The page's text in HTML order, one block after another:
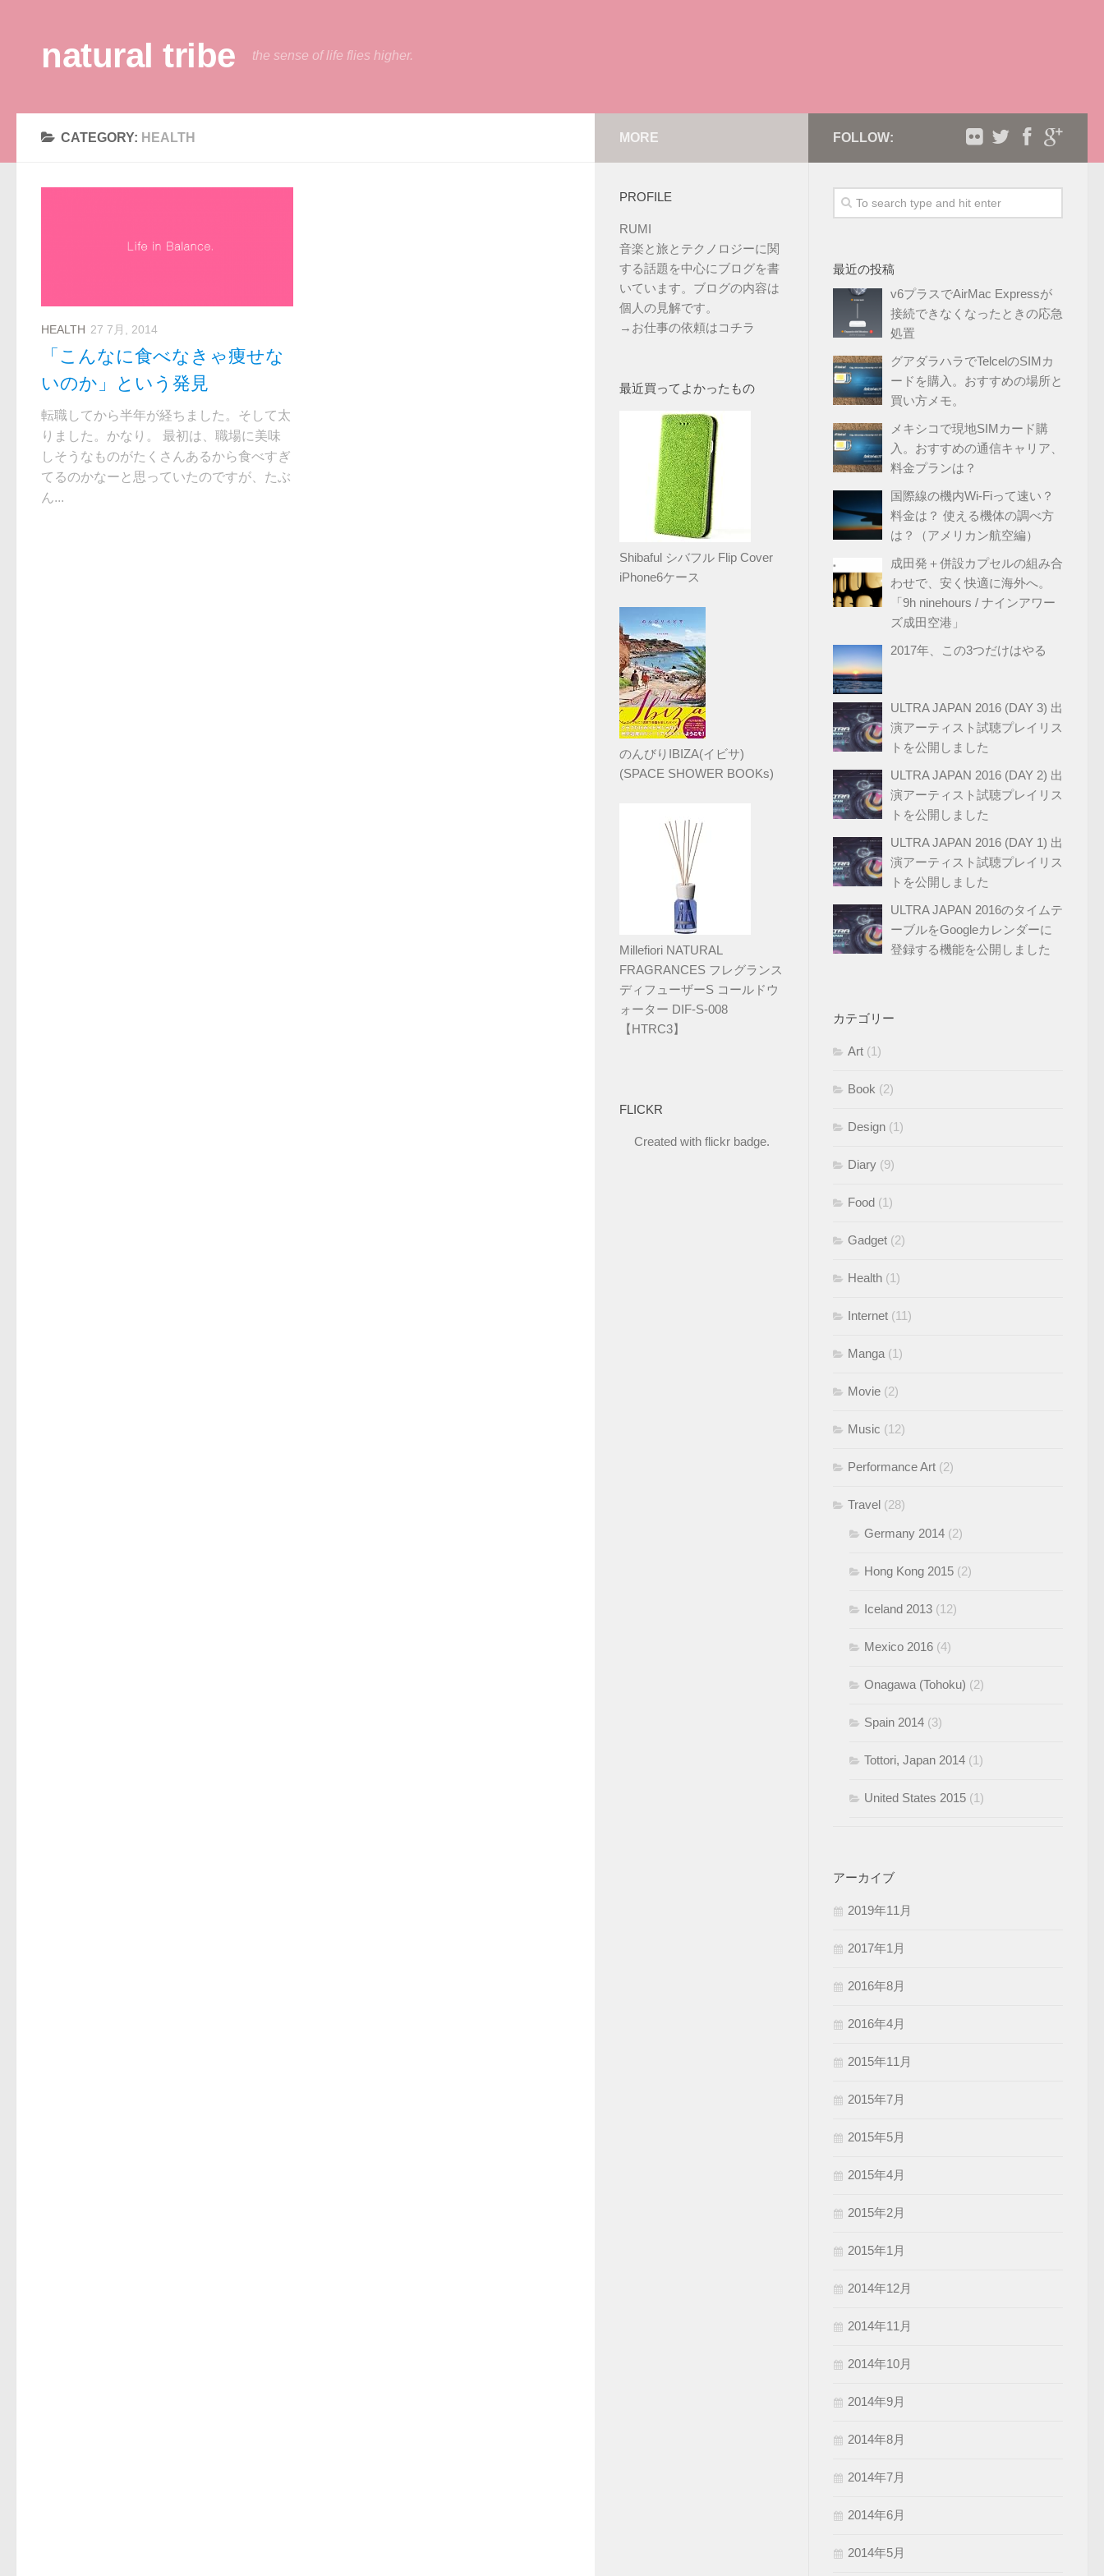
natural tribe the sense of life flies higher.
CATEGORY: HEALTH
HEALTH 27 7月, 2014
「こんなに食べなきゃ痩せな
いのか」という発見
転職してから半年が経ちました。そして太
りました。かなり。 最初は、職場に美味
しそうなものがたくさんあるから食べすぎ
てるのかなーと思っていたのですが、たぶ
ん...
FOLLOW:
最近の投稿
v6プラスでAirMac Expressが
接続できなくなったときの応急
処置
グアダラハラでTelcelのSIMカ
ードを購入。おすすめの場所と
買い方メモ。
メキシコで現地SIMカード購
入。おすすめの通信キャリア、
料金プランは？
国際線の機内Wi-Fiって速い？
料金は？ 使える機体の調べ方
は？（アメリカン航空編）
成田発＋併設カプセルの組み合
わせで、安く快適に海外へ。
「9h ninehours / ナインアワー
ズ成田空港」
2017年、この3つだけはやる
ULTRA JAPAN 2016 (DAY 3) 出
演アーティスト試聴プレイリス
トを公開しました
ULTRA JAPAN 2016 (DAY 2) 出
演アーティスト試聴プレイリス
トを公開しました
ULTRA JAPAN 2016 (DAY 1) 出
演アーティスト試聴プレイリス
トを公開しました
ULTRA JAPAN 2016のタイムテ
ーブルをGoogleカレンダーに
登録する機能を公開しました
カテゴリー
Art (1)
Book (2)
Design (1)
Diary (9)
Food (1)
Gadget (2)
Health (1)
Internet (11)
Manga (1)
Movie (2)
Music (12)
Performance Art (2)
Travel (28)
Germany 2014 (2)
Hong Kong 2015 (2)
Iceland 2013 (12)
Mexico 2016 (4)
Onagawa (Tohoku) (2)
Spain 2014 (3)
Tottori, Japan 2014 (1)
United States 2015 (1)
アーカイブ
2019年11月
2017年1月
2016年8月
2016年4月
2015年11月
2015年7月
2015年5月
2015年4月
2015年2月
2015年1月
2014年12月
2014年11月
2014年10月
2014年9月
2014年8月
2014年7月
2014年6月
2014年5月
MORE
PROFILE
RUMI
音楽と旅とテクノロジーに関
する話題を中心にブログを書
いています。ブログの内容は
個人の見解です。
→ お仕事の依頼はコチラ
最近買ってよかったもの
Shibaful シバフル Flip Cover
iPhone6ケース
のんびりIBIZA(イビサ)
(SPACE SHOWER BOOKs)
Millefiori NATURAL
FRAGRANCES フレグランス
ディフューザーS コールドウ
ォーター DIF-S-008
【HTRC3】
FLICKR
Created with flickr badge.